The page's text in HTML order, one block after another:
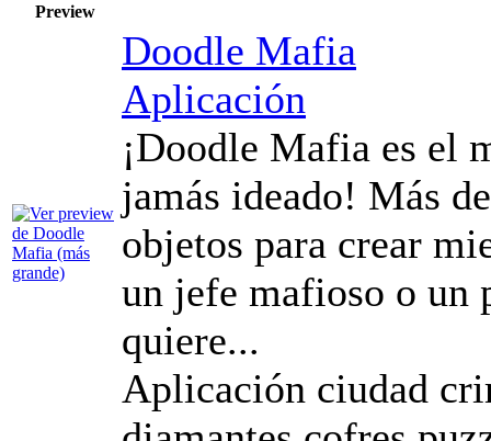
Preview
Doodle Mafia
Aplicación
¡Doodle Mafia es el
jamás ideado! Más
objetos para crear
un jefe mafioso o un
quiere...
Aplicación ciudad